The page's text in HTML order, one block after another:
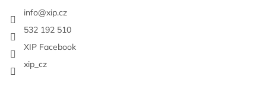
info@xip.cz
532 192 510
XIP Facebook
xip_cz